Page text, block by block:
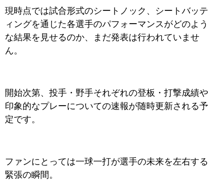
現時点では試合形式のシートノック、シートバッテ
ィングを通じた各選手のパフォーマンスがどのよう
な結果を見せるのか、まだ発表は行われていませ
ん。
開始次第、投手・野手それぞれの登板・打撃成績や
印象的なプレーについての速報が随時更新される予
定です。
ファンにとっては一球一打が選手の未来を左右する
緊張の瞬間。